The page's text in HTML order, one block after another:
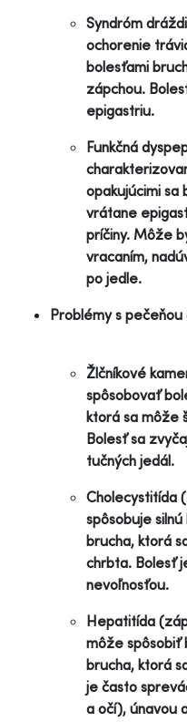
Syndróm
ochorenie
bolesťami
zápchou.
epigastriu.
Funkčná
opakujúcimi sa
vrátane
príčiny. Môže
vracaním,
po jedle.
Problémy s pečeňou
Žlčníkové
spôsobovať
ktorá sa môže
Bolesť sa
tučných jedál.
Cholecystitída
spôsobuje
brucha, ktorá
chrbta. Bolesť
nevoľnosťou.
Hepatitída
môže spôsobiť
brucha, ktorá
je často
a očí), únavou